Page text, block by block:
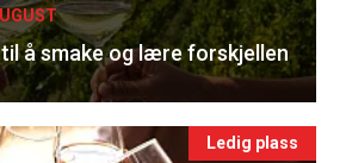
å smake og lære forskjellen
Ledig plass